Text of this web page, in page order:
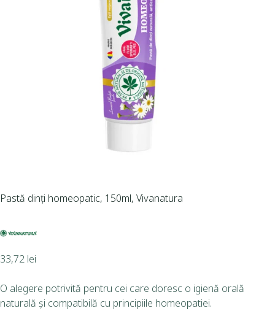
Pastă dinți homeopatic, 150ml, Vivanatura
33,72 lei
O alegere potrivită pentru cei care doresc o igienă orală
naturală și compatibilă cu principiile homeopatiei.